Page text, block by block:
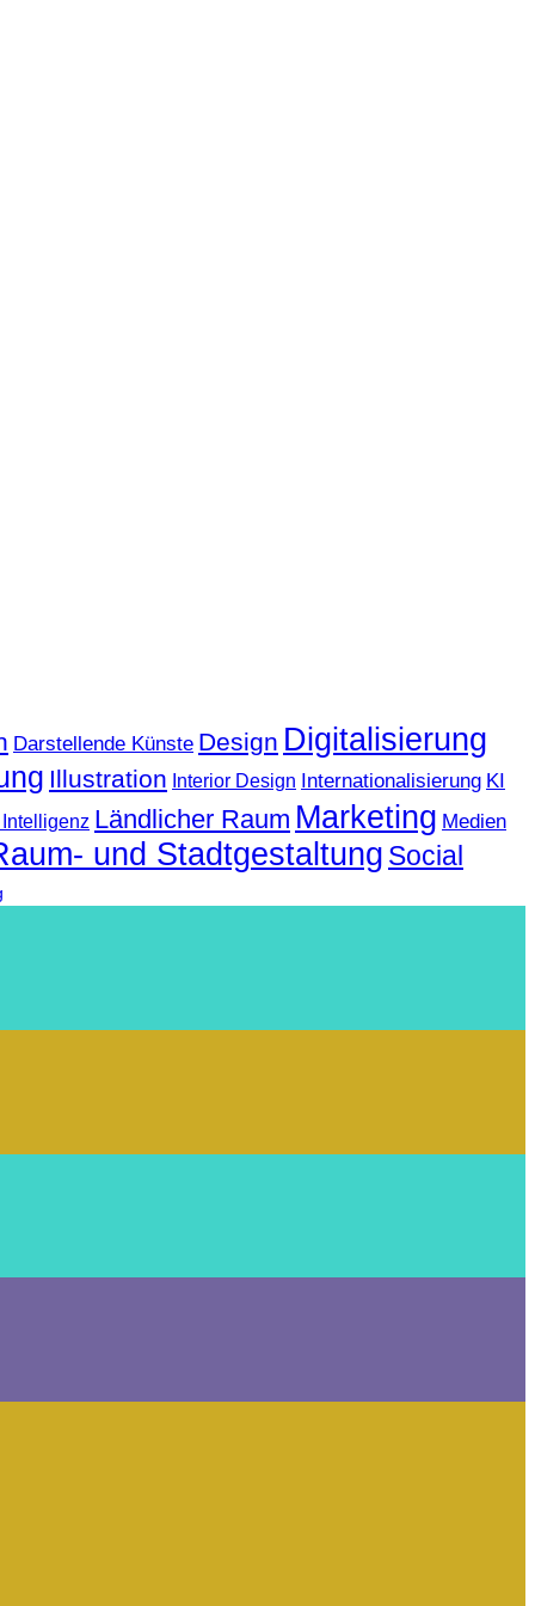
Darstellende Künste Design Digitalisierung
Illustration Interior Design Internationalisierung KI
Ländlicher Raum Marketing Medien
und Stadtgestaltung Social